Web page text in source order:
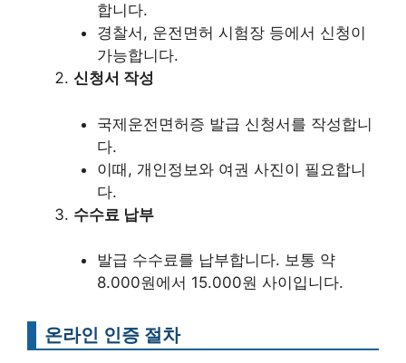
합니다.
경찰서, 운전면허 시험장 등에서 신청이
가능합니다.
신청서 작성
국제운전면허증 발급 신청서를 작성합니
다.
이때, 개인정보와 여권 사진이 필요합니
다.
수수료 납부
발급 수수료를 납부합니다. 보통 약
8.000원에서 15.000원 사이입니다.
온라인 인증 절차